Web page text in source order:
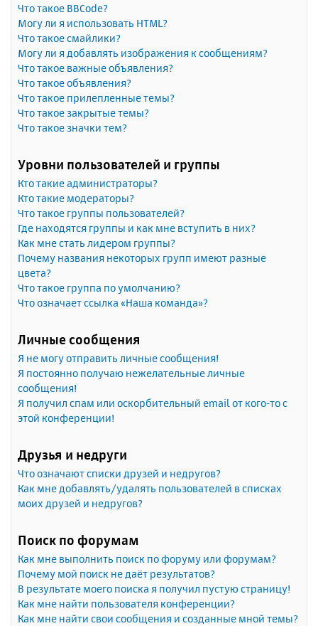
Что такое BBCode?
Могу ли я использовать HTML?
Что такое смайлики?
Могу ли я добавлять изображения к сообщениям?
Что такое важные объявления?
Что такое объявления?
Что такое прилепленные темы?
Что такое закрытые темы?
Что такое значки тем?
Уровни пользователей и группы
Кто такие администраторы?
Кто такие модераторы?
Что такое группы пользователей?
Где находятся группы и как мне вступить в них?
Как мне стать лидером группы?
Почему названия некоторых групп имеют разные
цвета?
Что такое группа по умолчанию?
Что означает ссылка «Наша команда»?
Личные сообщения
Я не могу отправить личные сообщения!
Я постоянно получаю нежелательные личные
сообщения!
Я получил спам или оскорбительный email от кого-то с
этой конференции!
Друзья и недруги
Что означают списки друзей и недругов?
Как мне добавлять/удалять пользователей в списках
моих друзей и недругов?
Поиск по форумам
Как мне выполнить поиск по форуму или форумам?
Почему мой поиск не даёт результатов?
В результате моего поиска я получил пустую страницу!
Как мне найти пользователя конференции?
Как мне найти свои сообщения и созданные мной темы?